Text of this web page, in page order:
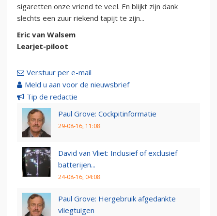
sigaretten onze vriend te veel. En blijkt zijn dank
slechts een zuur riekend tapijt te zijn...
Eric van Walsem
Learjet-piloot
Verstuur per e-mail
Meld u aan voor de nieuwsbrief
Tip de redactie
Paul Grove: Cockpitinformatie
29-08-16, 11:08
David van Vliet: Inclusief of exclusief
batterijen...
24-08-16, 04:08
Paul Grove: Hergebruik afgedankte
vliegtuigen